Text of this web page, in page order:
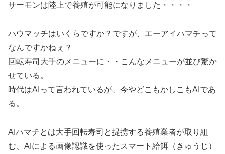
サーモンは陸上で養殖が可能になりました・・・・
ハウマッチはいくらですか？ですが、エーアイハマチって
なんですかねぇ？
回転寿司大手のメニューに・・こんなメニューが並び驚か
せている。
時代はAIって言われているが、今やどこもかしこもAIであ
る。
AIハマチとは大手回転寿司と提携する養殖業者が取り組
む、AIによる画像認識を使ったスマート給餌（きゅうじ）